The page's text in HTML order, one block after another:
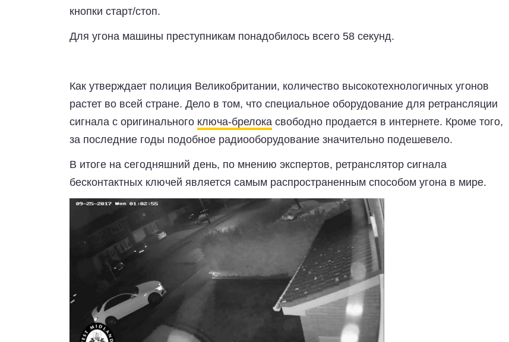
кнопки старт/стоп.
Для угона машины преступникам понадобилось всего 58 секунд.
Как утверждает полиция Великобритании, количество высокотехнологичных угонов
растет во всей стране. Дело в том, что специальное оборудование для ретрансляции
сигнала с оригинального ключа-брелока свободно продается в интернете. Кроме того,
за последние годы подобное радиооборудование значительно подешевело.
В итоге на сегодняшний день, по мнению экспертов, ретранслятор сигнала
бесконтактных ключей является самым распространенным способом угона в мире.